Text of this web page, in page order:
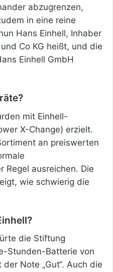
abzugrenzen,
in eine reine
Hans Einhell, Inhaber
Co KG heißt, und die
Einhell GmbH
mit Einhell-
X-Change) erzielt.
an preiswerten
Regel ausreichen. Die
wie schwierig die
die Stiftung
Stunden-Batterie von
Note „Gut“. Auch die